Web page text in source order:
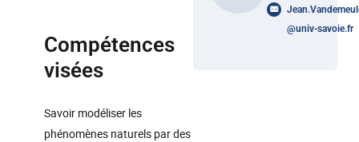
Compétences
visées
Savoir modéliser les
phénomènes naturels par des
@univ-savoie.fr